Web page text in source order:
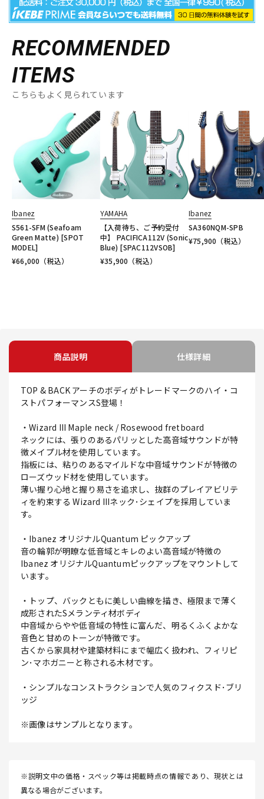
RECOMMENDED
ITEMS
こちらもよく見られています
Ibanez
S561-SFM (Seafoam
Green Matte) [SPOT
MODEL]
¥66,000 （税込）
YAMAHA
【入荷待ち、ご予約受付
中】 PACIFICA112V (Sonic
Blue) [SPAC112VSOB]
¥35,900 （税込）
Ibanez
SA360NQM-SPB
¥75,900 （税込）
商品説明 仕様詳細
TOP & BACK アーチのボディがトレードマークのハイ・コ
ストパフォーマンスS登場！
・Wizard III Maple neck / Rosewood fretboard
ネックには、張りのあるパリッとした高音域サウンドが特
徴メイプル材を使用しています。
指板には、粘りのあるマイルドな中音域サウンドが特徴の
ローズウッド材を使用しています。
薄い握り心地と握り易さを追求し、抜群のプレイアビリテ
ィを約束する Wizard IIIネック･シェイプを採用していま
す。
・Ibanez オリジナルQuantum ピックアップ
音の輪郭が明瞭な低音域とキレのよい高音域が特徴の
Ibanez オリジナルQuantumピックアップをマウントして
います。
・トップ、バックともに美しい曲線を描き、極限まで薄く
成形されたSメランティ材ボディ
中音域からやや低音域の特性に富んだ、明るくふくよかな
音色と甘めのトーンが特徴です。
古くから家具材や建築材料にまで幅広く扱われ、フィリピ
ン･マホガニーと称される木材です。
・シンプルなコンストラクションで人気のフィクスド･ブリ
ッジ
※画像はサンプルとなります。
※説明文中の価格・スペック等は掲載時点の情報であり、現状とは
異なる場合がございます。